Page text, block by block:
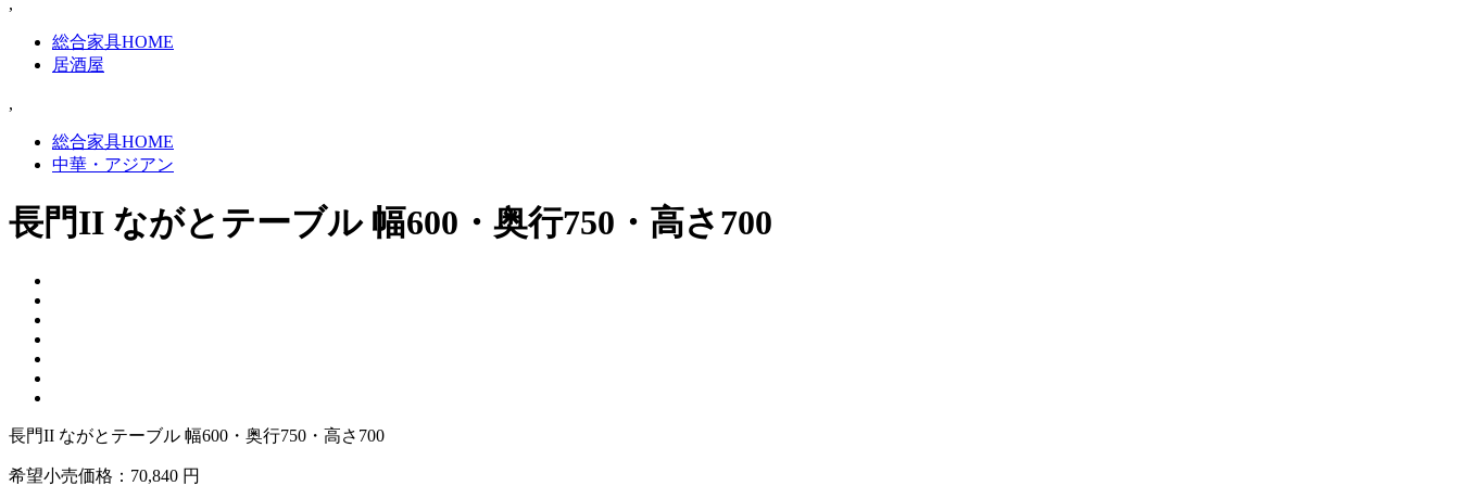
,
総合家具HOME
居酒屋
,
総合家具HOME
中華・アジアン
長門II ながとテーブル 幅600・奥行750・高さ700
長門II ながとテーブル 幅600・奥行750・高さ700
希望小売価格： 70,840 円